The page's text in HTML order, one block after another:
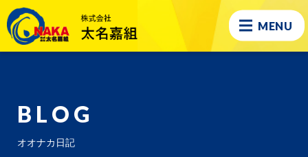
MENU
BLOG
オオナカ日記